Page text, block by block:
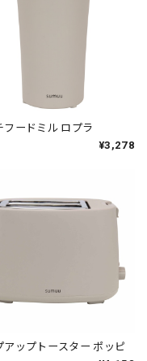
フードミル ロプラ
¥3,278
アップトースター ポッピ